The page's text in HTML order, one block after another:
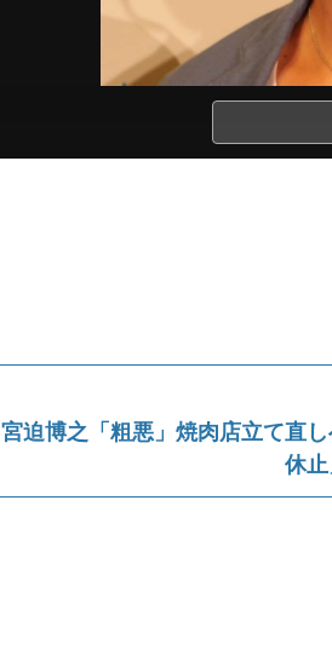
宮迫博之「粗悪」焼肉店立て直
休